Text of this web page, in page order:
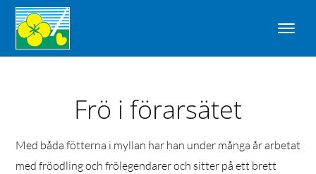
Frö i förarsätet
Med båda fötterna i myllan har han under många år arbetat
med fröodling och frölegendarer och sitter på ett brett